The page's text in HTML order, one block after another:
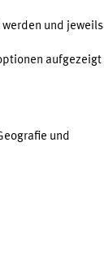
und jeweils
aufgezeigt
und